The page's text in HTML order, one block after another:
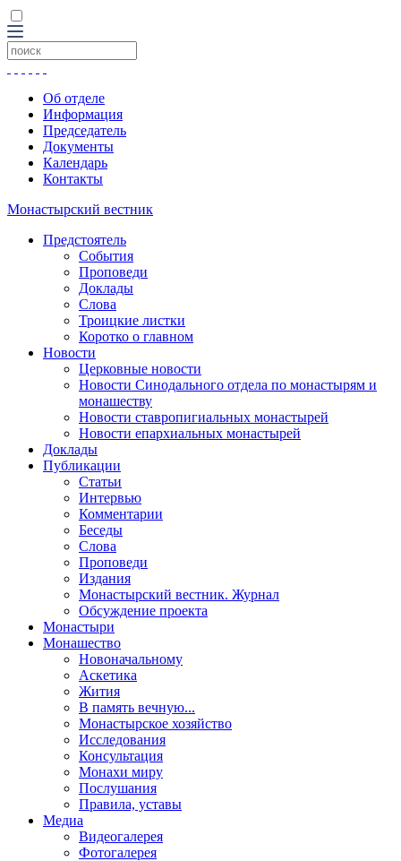
Об отделе
Информация
Председатель
Документы
Календарь
Контакты
Монастырский вестник
Предстоятель
События
Проповеди
Доклады
Слова
Троицкие листки
Коротко о главном
Новости
Церковные новости
Новости Синодального отдела по монастырям и
монашеству
Новости ставропигиальных монастырей
Новости епархиальных монастырей
Доклады
Публикации
Статьи
Интервью
Комментарии
Беседы
Слова
Проповеди
Издания
Монастырский вестник. Журнал
Обсуждение проекта
Монастыри
Монашество
Новоначальному
Аскетика
Жития
В память вечную...
Монастырское хозяйство
Исследования
Консультация
Монахи миру
Послушания
Правила, уставы
Медиа
Видеогалерея
Фотогалерея